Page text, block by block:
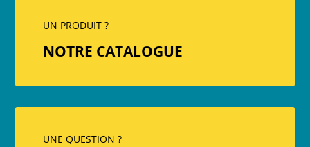
UN PRODUIT ?
NOTRE CATALOGUE
UNE QUESTION ?